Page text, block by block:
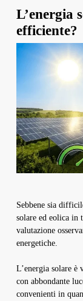
L’energia
efficiente?
Sebbene sia
solare ed eolica in
valutazione
energetiche.
L’energia solare
con abbondante
convenienti in